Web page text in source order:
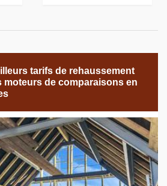
tarifs de rehaussement
moteurs de comparaisons en